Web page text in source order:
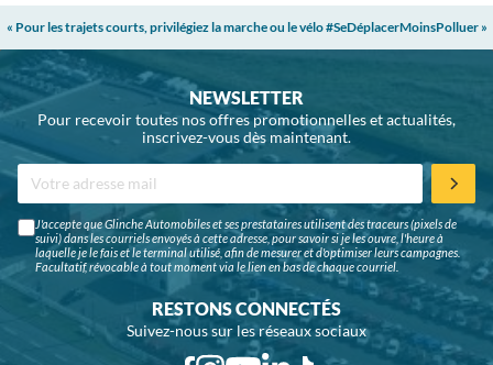
« Pour les trajets courts, privilégiez la marche ou le vélo #SeDéplacerMoinsPolluer »
NEWSLETTER
Pour recevoir toutes nos offres promotionnelles et actualités,
inscrivez-vous dès maintenant.
J'accepte que Glinche Automobiles et ses prestataires utilisent des traceurs (pixels de
suivi) dans les courriels envoyés à cette adresse, pour savoir si je les ouvre, l'heure à
laquelle je le fais et le terminal utilisé, afin de mesurer et d'optimiser leurs campagnes.
Facultatif, révocable à tout moment via le lien en bas de chaque courriel.
RESTONS CONNECTÉS
Suivez-nous sur les réseaux sociaux